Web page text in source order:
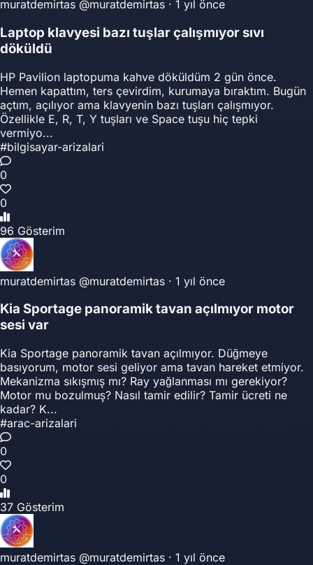
muratdemirtas @muratdemirtas · 1 yıl önce
Laptop klavyesi bazı tuşlar çalışmıyor sıvı
döküldü
HP Pavilion laptopuma kahve döküldüm 2 gün önce.
Hemen kapattım, ters çevirdim, kurumaya bıraktım. Bugün
açtım, açılıyor ama klavyenin bazı tuşları çalışmıyor.
Özellikle E, R, T, Y tuşları ve Space tuşu hiç tepki
vermiyo...
#bilgisayar-arizalari
0
0
96 Gösterim
muratdemirtas @muratdemirtas · 1 yıl önce
Kia Sportage panoramik tavan açılmıyor motor
sesi var
Kia Sportage panoramik tavan açılmıyor. Düğmeye
basıyorum, motor sesi geliyor ama tavan hareket etmiyor.
Mekanizma sıkışmış mı? Ray yağlanması mı gerekiyor?
Motor mu bozulmuş? Nasıl tamir edilir? Tamir ücreti ne
kadar? K...
#arac-arizalari
0
0
37 Gösterim
muratdemirtas @muratdemirtas · 1 yıl önce